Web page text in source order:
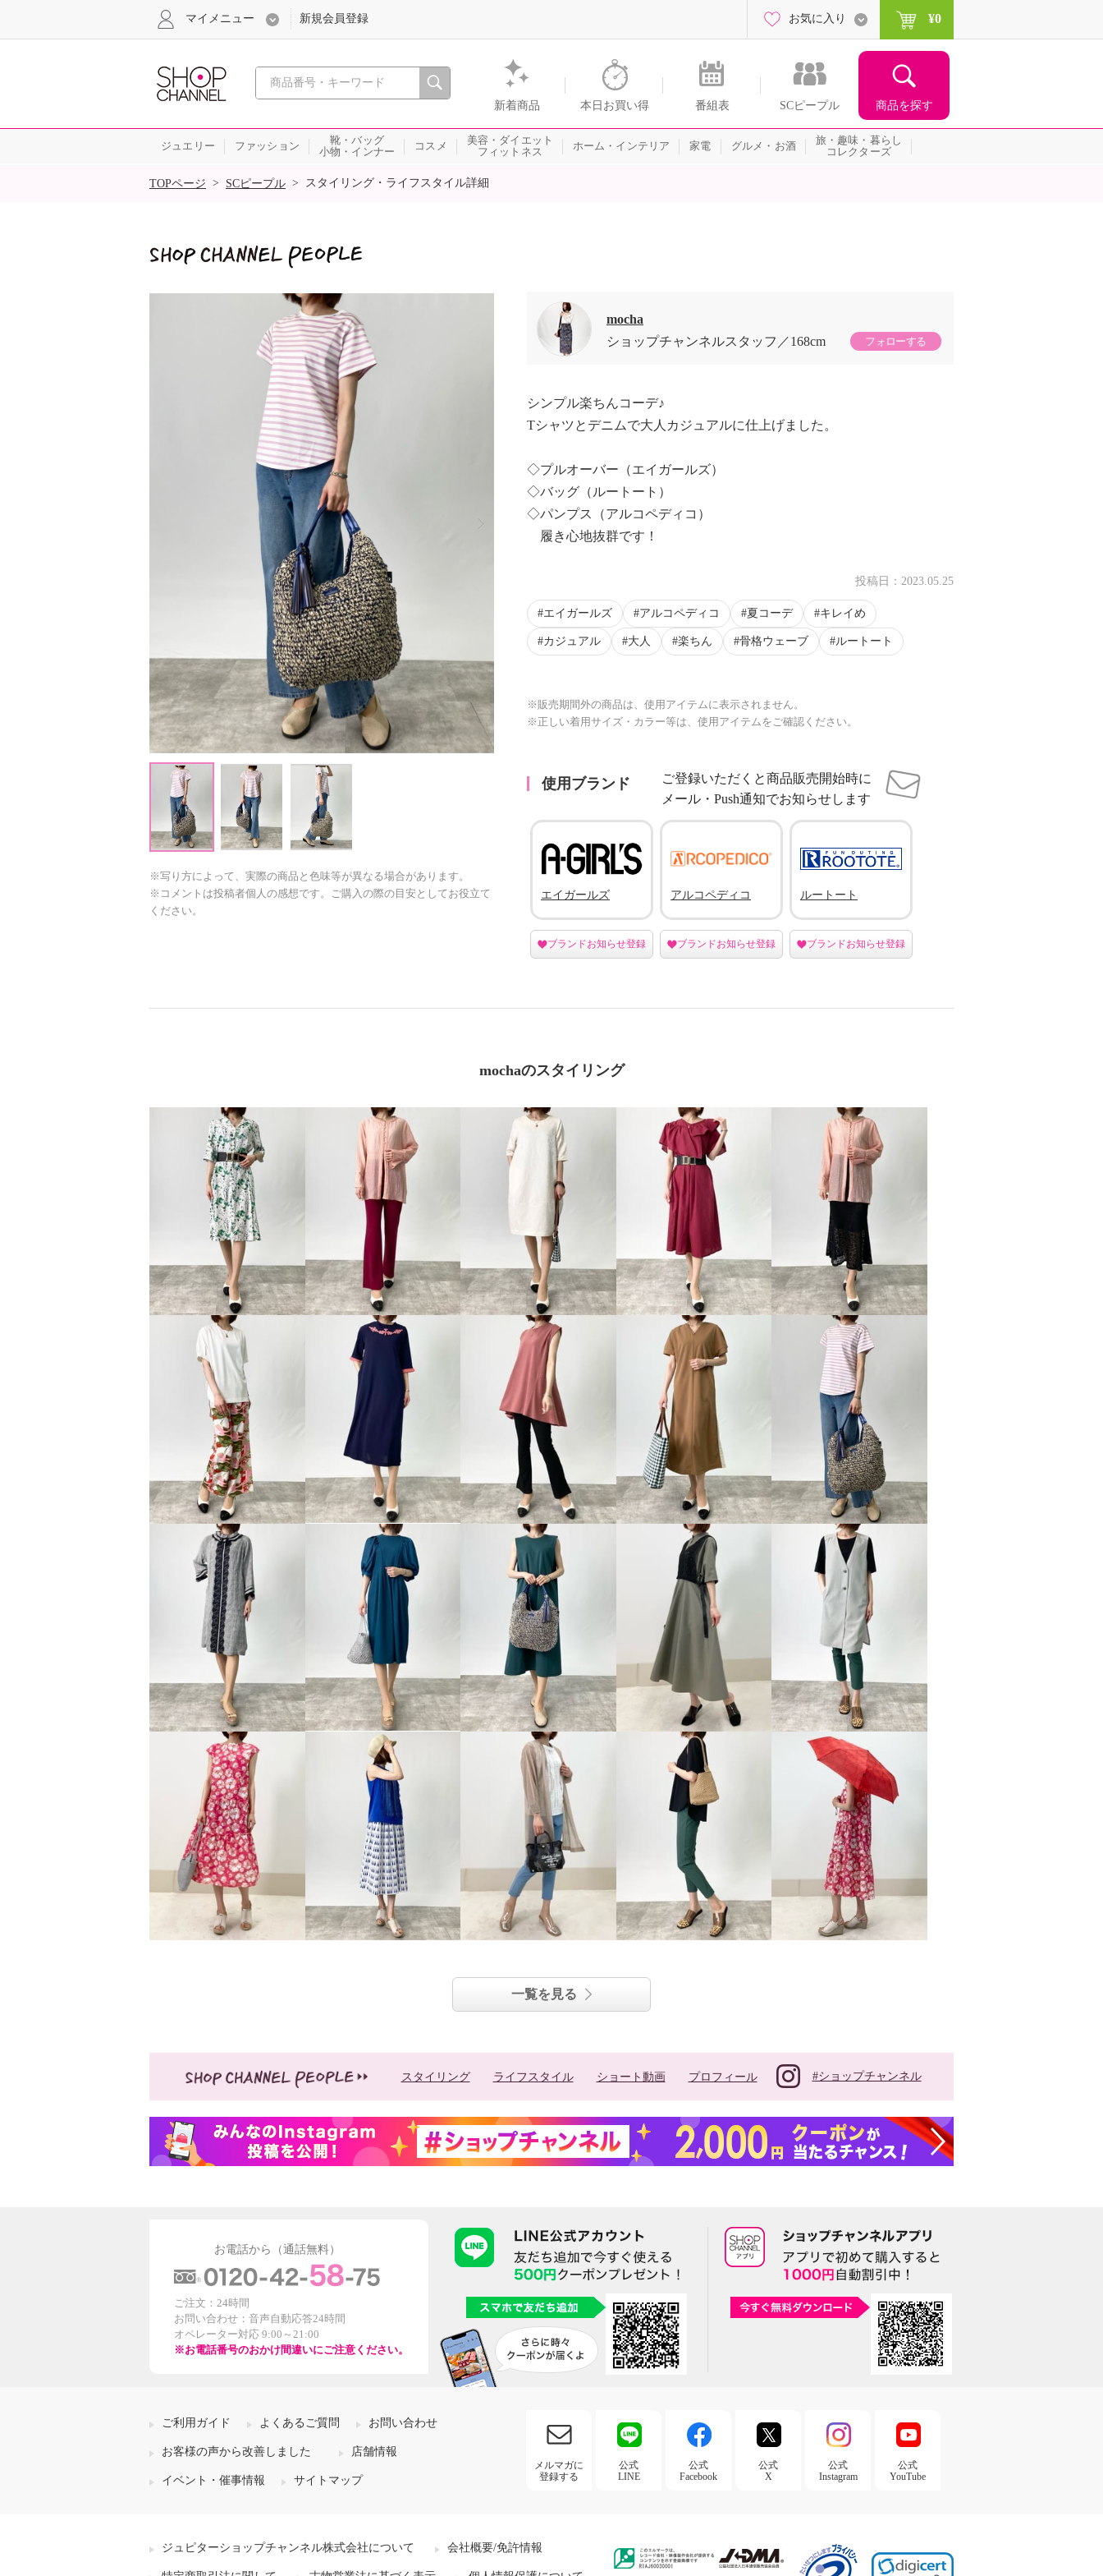
心おどる、瞬間を。通販・テレビショッピングのショップチャンネル
新着商品 本日お買い得 番組表 SCピープル 商品を探す
マイメニュー 新規会員登録 お気に入り ¥0
ジュエリー ファッション
靴・バッグ
小物・インナー
コスメ
美容・ダイエット
フィットネス
ホーム・インテリア 家電 グルメ・お酒
旅・趣味・暮らし
コレクターズ
SALE
TOPページ > SCピープル > スタイリング・ライフスタイル詳細
※写り方によって、実際の商品と色味等が異なる場合があります。
※コメントは投稿者個人の感想です。ご購入の際の目安としてお役立て
ください。
mocha
ショップチャンネルスタッフ
168cm フォローする
シンプル楽ちんコーデ♪
Tシャツとデニムで大人カジュアルに仕上げました。
◇プルオーバー（エイガールズ）
◇バッグ（ルートート）
◇パンプス（アルコペディコ）
履き心地抜群です！
投稿日： 2023.05.25
エイガールズ アルコペディコ 夏コーデ キレイめ
カジュアル 大人 楽ちん 骨格ウェーブ ルートート
※販売期間外の商品は、使用アイテムに表示されません。
※正しい着用サイズ・カラー等は、使用アイテムをご確認ください。
使用ブランド
ご登録いただくと商品販売開始時に
メール・Push通知でお知らせします
エイガールズ
ブランドお知らせ登録
アルコペディコ
ブランドお知らせ登録
ルートート
ブランドお知らせ登録
mochaのスタイリング
一覧を見る
スタイリング ライフスタイル ショート動画 プロフィール #ショップチャンネル
お電話から（通話無料）
ご注文：24時間
お問い合わせ：音声自動応答24時間
オペレーター対応 9:00～21:00
※お電話番号のおかけ間違いにご注意ください。
ご利用ガイド よくあるご質問 お問い合わせ
お客様の声から改善しました 店舗情報
イベント・催事情報 サイトマップ
メルマガに
登録する
公式
LINE
公式
Facebook
公式
X
公式
Instagram
公式
YouTube
ジュピターショップチャンネル株式会社について 会社概要/免許情報